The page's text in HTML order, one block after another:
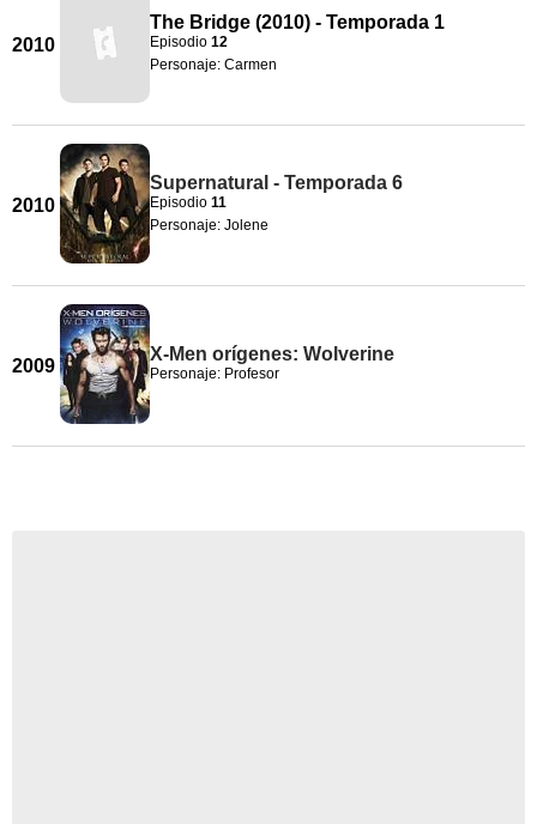
2010
The Bridge (2010) - Temporada 1
Episodio 12
Personaje: Carmen
2010
Supernatural - Temporada 6
Episodio 11
Personaje: Jolene
2009
X-Men orígenes: Wolverine
Personaje: Profesor